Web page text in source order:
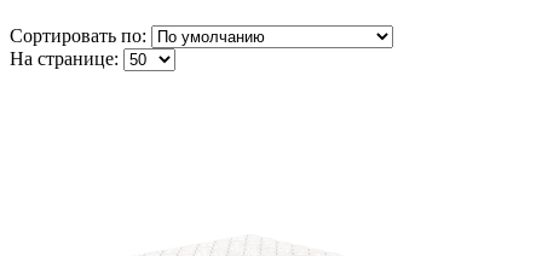
Сортировать по:
На странице: